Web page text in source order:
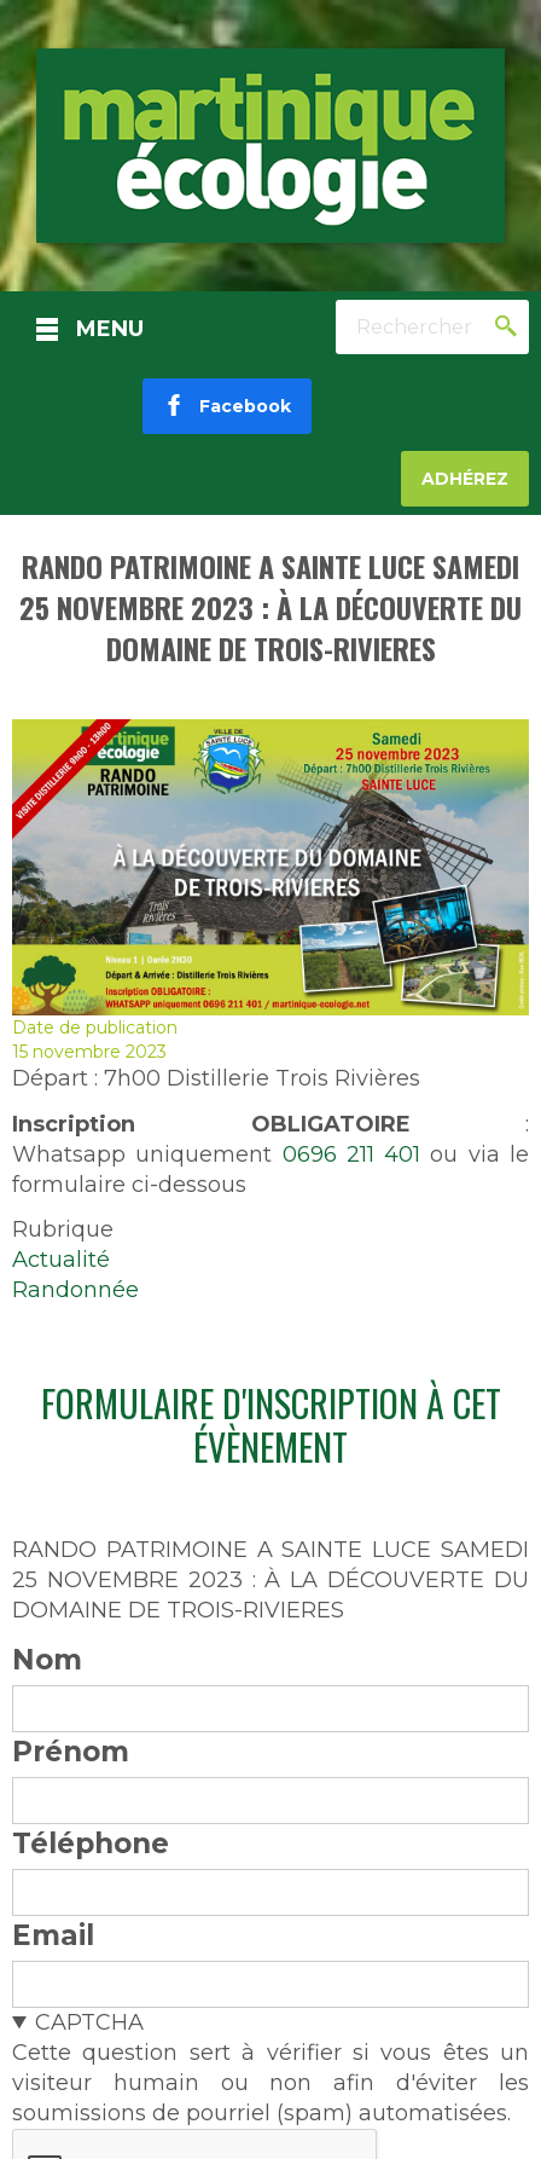
MENU Rechercher
Facebook
ADHÉREZ
RANDO PATRIMOINE A SAINTE LUCE SAMEDI
25 NOVEMBRE 2023 : À LA DÉCOUVERTE DU
DOMAINE DE TROIS-RIVIERES
Date de publication
15 novembre 2023
Départ : 7h00 Distillerie Trois Rivières
Inscription OBLIGATOIRE :
Whatsapp uniquement 0696 211 401 ou via le
formulaire ci-dessous
Rubrique
Actualité
Randonnée
FORMULAIRE D'INSCRIPTION À CET
ÉVÈNEMENT
RANDO PATRIMOINE A SAINTE LUCE SAMEDI
25 NOVEMBRE 2023 : À LA DÉCOUVERTE DU
DOMAINE DE TROIS-RIVIERES
Nom
Prénom
Téléphone
Email
CAPTCHA
Cette question sert à vérifier si vous êtes un
visiteur humain ou non afin d'éviter les
soumissions de pourriel (spam) automatisées.